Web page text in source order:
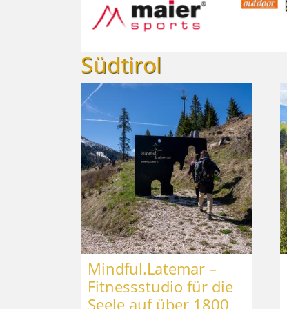
Südtirol
Mindful.Latemar –
Fitnessstudio für die
Seele auf über 1800